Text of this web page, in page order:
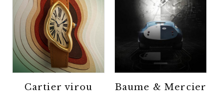
Cartier virou
Baume & Mercier